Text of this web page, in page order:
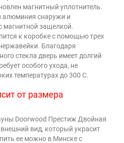
магнитный уплотнитель.
алюминия снаружи и
магнитной защелкой.
к коробке с помощью трех
Благодаря
стекла дверь имеет долгий
особого ухода, не
температурах до 300 С.
от размера
Doorwood Престиж Двойная
вид, который украсит
ее можно в Минске с